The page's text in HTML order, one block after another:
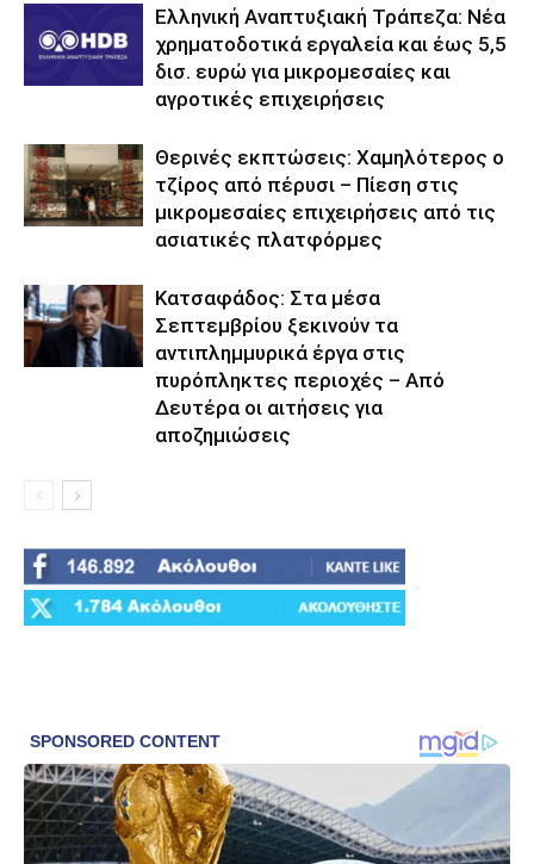
Ελληνική Αναπτυξιακή Τράπεζα: Νέα
χρηματοδοτικά εργαλεία και έως 5,5
δισ. ευρώ για μικρομεσαίες και
αγροτικές επιχειρήσεις
Θερινές εκπτώσεις: Χαμηλότερος ο
τζίρος από πέρυσι – Πίεση στις
μικρομεσαίες επιχειρήσεις από τις
ασιατικές πλατφόρμες
Κατσαφάδος: Στα μέσα
Σεπτεμβρίου ξεκινούν τα
αντιπλημμυρικά έργα στις
πυρόπληκτες περιοχές – Από
Δευτέρα οι αιτήσεις για
αποζημιώσεις